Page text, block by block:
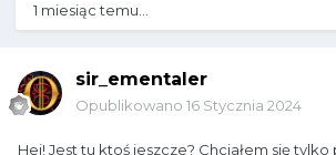
1 miesiąc temu...
sir_ementaler
Opublikowano 16 Stycznia 2024
Hej! Jest tu ktoś jeszcze? Chciałem się tylko